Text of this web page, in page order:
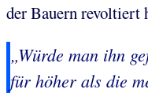
der Bauern revoltiert
„Würde man ihn
für höher als die